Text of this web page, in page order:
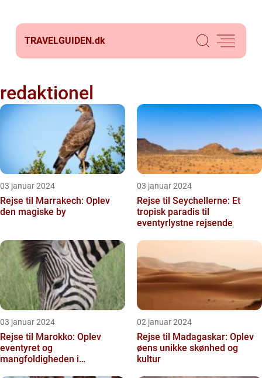
TRAVELGUIDEN.dk
redaktionel
03 januar 2024
Rejse til Marrakech: Oplev
den magiske by
03 januar 2024
Rejse til Seychellerne: Et
tropisk paradis til
eventyrlystne rejsende
03 januar 2024
Rejse til Marokko: Oplev
eventyret og
mangfoldigheden i
02 januar 2024
Rejse til Madagaskar: Oplev
øens unikke skønhed og
kultur